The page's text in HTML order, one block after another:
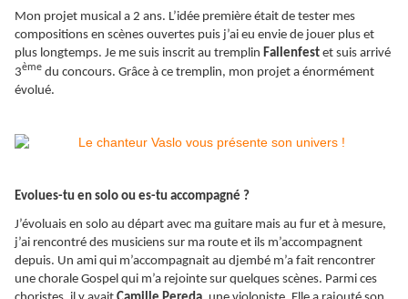
Mon projet musical a 2 ans. L’idée première était de tester mes
compositions en scènes ouvertes puis j’ai eu envie de jouer plus et
plus longtemps. Je me suis inscrit au tremplin Fallenfest et suis arrivé
3ème du concours. Grâce à ce tremplin, mon projet a énormément
évolué.
Evolues-tu en solo ou es-tu accompagné ?
J’évoluais en solo au départ avec ma guitare mais au fur et à mesure,
j’ai rencontré des musiciens sur ma route et ils m’accompagnent
depuis. Un ami qui m’accompagnait au djembé m’a fait rencontrer
une chorale Gospel qui m’a rejointe sur quelques scènes. Parmi ces